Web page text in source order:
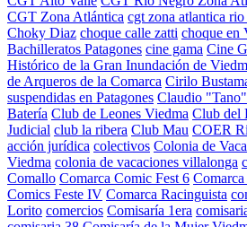
CGT Zona Atlántica cgt zona atlantica
Choky Diaz choque calle zatti choque en
Bachilleratos Patagones cine gama Cine
Histórico de la Gran Inundación de
de Arqueros de la Comarca Cirilo
suspendidas en Patagones Claudio
Batería Club de Leones Viedma Club del
Judicial club la ribera Club Mau COER
acción jurídica colectivos Colonia de
Viedma colonia de vacaciones villalonga
Comallo Comarca Comic Fest 6
Comics Feste IV Comarca Racinguista
Lorito comercios Comisaría 1era